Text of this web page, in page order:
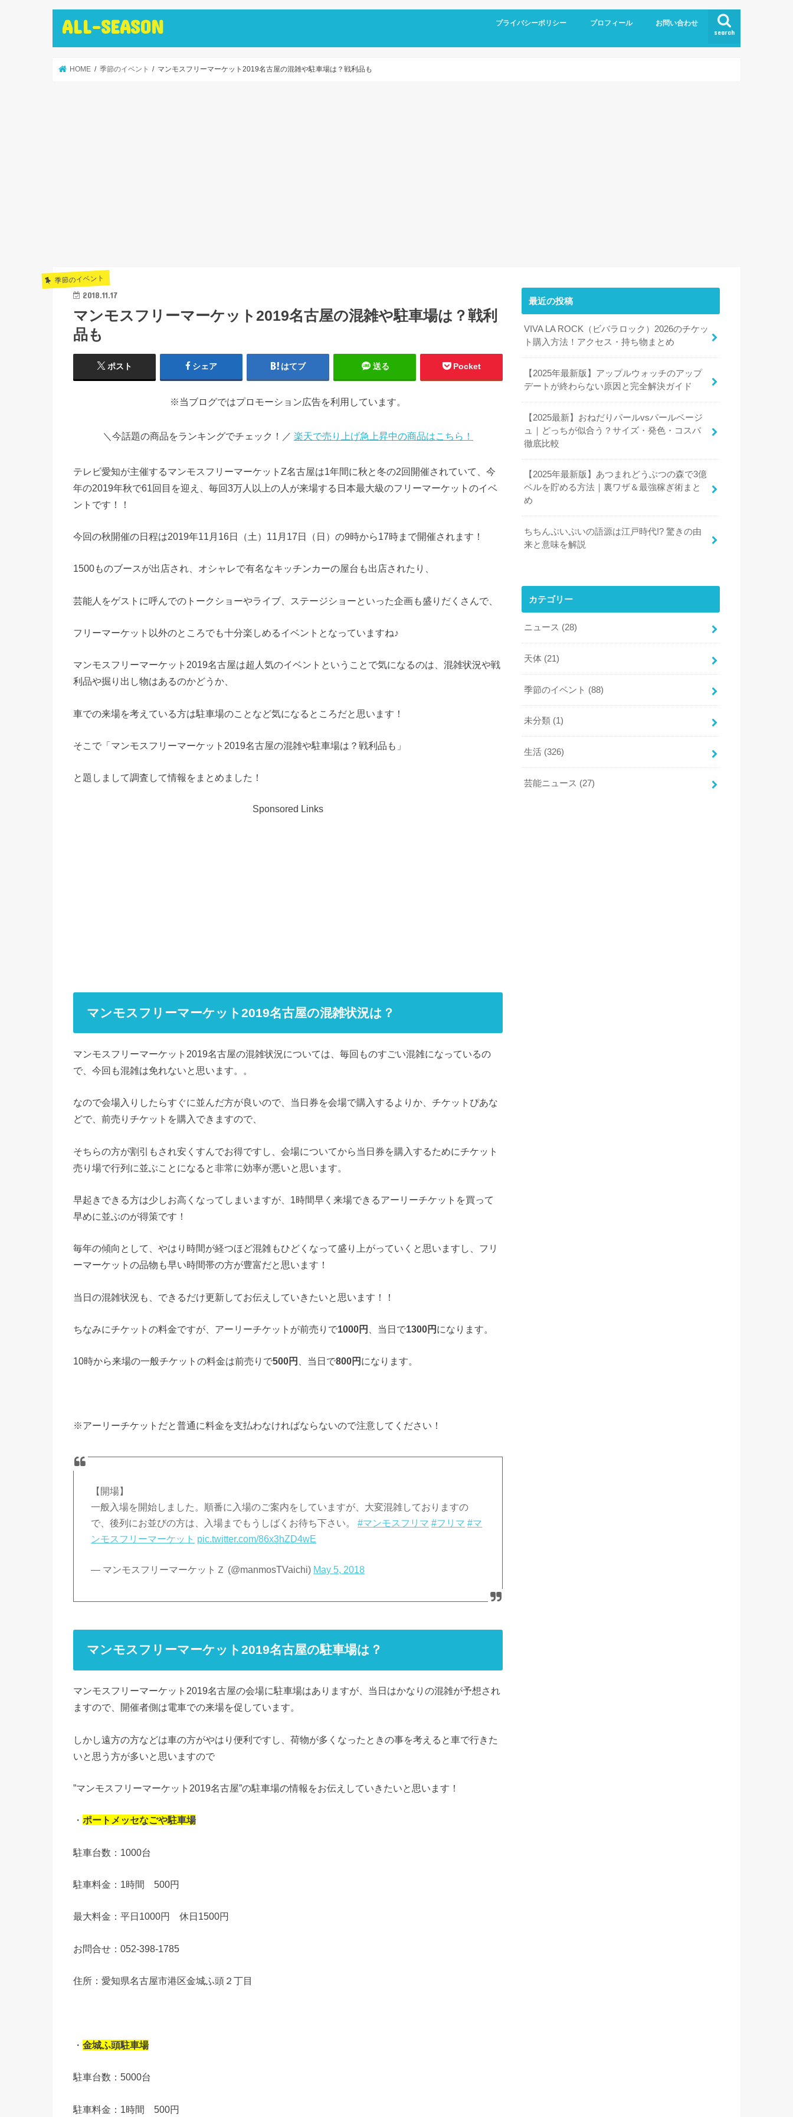
ALL-SEASON search
プライバシーポリシー プロフィール お問い合わせ
HOME 季節のイベント マンモスフリーマーケット2019名古屋の混雑や駐車場は？戦利品も
季節のイベント
2018.11.17
マンモスフリーマーケット2019名古屋の混雑や駐車場は？戦利
品も
ポスト シェア はてブ 送る Pocket
※当ブログではプロモーション広告を利用しています。
＼今話題の商品をランキングでチェック！／ 楽天で売り上げ急上昇中の商品はこちら！
テレビ愛知が主催するマンモスフリーマーケットZ名古屋は1年間に秋と冬の2回開催されていて、今
年の2019年秋で61回目を迎え、毎回3万人以上の人が来場する日本最大級のフリーマーケットのイベ
ントです！！
今回の秋開催の日程は2019年11月16日（土）11月17日（日）の9時から17時まで開催されます！
1500ものブースが出店され、オシャレで有名なキッチンカーの屋台も出店されたり、
芸能人をゲストに呼んでのトークショーやライブ、ステージショーといった企画も盛りだくさんで、
フリーマーケット以外のところでも十分楽しめるイベントとなっていますね♪
マンモスフリーマーケット2019名古屋は超人気のイベントということで気になるのは、混雑状況や戦
利品や掘り出し物はあるのかどうか、
車での来場を考えている方は駐車場のことなど気になるところだと思います！
そこで「マンモスフリーマーケット2019名古屋の混雑や駐車場は？戦利品も」
と題しまして調査して情報をまとめました！
Sponsored Links
マンモスフリーマーケット2019名古屋の混雑状況は？
マンモスフリーマーケット2019名古屋の混雑状況については、毎回ものすごい混雑になっているの
で、今回も混雑は免れないと思います。。
なので会場入りしたらすぐに並んだ方が良いので、当日券を会場で購入するよりか、チケットぴあな
どで、前売りチケットを購入できますので、
そちらの方が割引もされ安くすんでお得ですし、会場についてから当日券を購入するためにチケット
売り場で行列に並ぶことになると非常に効率が悪いと思います。
早起きできる方は少しお高くなってしまいますが、1時間早く来場できるアーリーチケットを買って
早めに並ぶのが得策です！
毎年の傾向として、やはり時間が経つほど混雑もひどくなって盛り上がっていくと思いますし、フリ
ーマーケットの品物も早い時間帯の方が豊富だと思います！
当日の混雑状況も、できるだけ更新してお伝えしていきたいと思います！！
ちなみにチケットの料金ですが、アーリーチケットが前売りで1000円 、当日で1300円 になります。
10時から来場の一般チケットの料金は前売りで500円 、当日で800円 になります。
※アーリーチケットだと普通に料金を支払わなければならないので注意してください！
【開場】
一般入場を開始しました。順番に入場のご案内をしていますが、大変混雑しておりますの
で、後列にお並びの方は、入場までもうしばくお待ち下さい。#マンモスフリマ #フリマ #マ
ンモスフリーマーケット pic.twitter.com/86x3hZD4wE
— マンモスフリーマーケットＺ (@manmosTVaichi) May 5, 2018
マンモスフリーマーケット2019名古屋の駐車場は？
マンモスフリーマーケット2019名古屋の会場に駐車場はありますが、当日はかなりの混雑が予想され
ますので、開催者側は電車での来場を促しています。
しかし遠方の方などは車の方がやはり便利ですし、荷物が多くなったときの事を考えると車で行きた
いと思う方が多いと思いますので
”マンモスフリーマーケット2019名古屋”の駐車場の情報をお伝えしていきたいと思います！
・ ポートメッセなごや駐車場
駐車台数：1000台
駐車料金：1時間 500円
最大料金：平日1000円 休日1500円
お問合せ：052-398-1785
住所：愛知県名古屋市港区金城ふ頭２丁目
・ 金城ふ頭駐車場
駐車台数：5000台
駐車料金：1時間 500円
最近の投稿
VIVA LA ROCK（ビバラロック）2026のチケッ
ト購入方法！アクセス・持ち物まとめ
【2025年最新版】アップルウォッチのアップ
デートが終わらない原因と完全解決ガイド
【2025最新】おねだりパールvsパールベージ
ュ｜どっちが似合う？サイズ・発色・コスパ
徹底比較
【2025年最新版】あつまれどうぶつの森で3億
ベルを貯める方法｜裏ワザ＆最強稼ぎ術まと
め
ちちんぷいぷいの語源は江戸時代!? 驚きの由
来と意味を解説
カテゴリー
ニュース (28)
天体 (21)
季節のイベント (88)
未分類 (1)
生活 (326)
芸能ニュース (27)